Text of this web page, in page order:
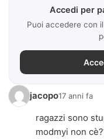
Accedi per
Puoi accedere con
jacopo17 anni fa
ragazzi sono
modmyi non